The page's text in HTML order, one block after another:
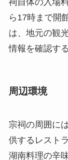
周辺環境
宗祠の周囲に
味覚を刺激し
また、周辺に
し、村の古い